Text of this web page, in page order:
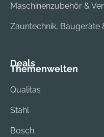
Maschinenzubehör &
Zauntechnik, Baugeräte
Deals
Themenwelten
Qualitas
Stahl
Bosch